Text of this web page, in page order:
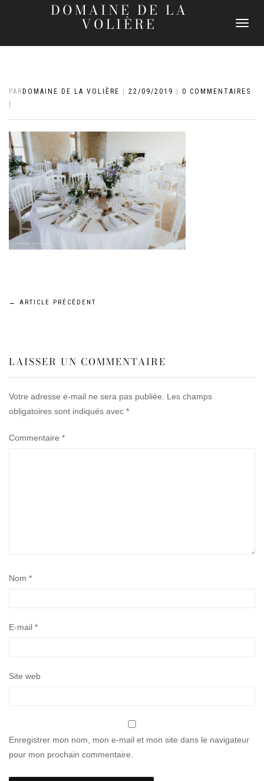
DOMAINE DE LA
VOLIÈRE
DÉPLIER
PAR DOMAINE DE LA VOLIÈRE 22/09/2019
0 COMMENTAIRES
Navigation
l’article
← ARTICLE PRÉCÉDENT
LAISSER UN COMMENTAIRE
Votre adresse e-mail ne sera pas publiée.
Les champs
obligatoires sont indiqués avec *
Commentaire *
Nom *
E-mail *
Site web
Enregistrer mon nom, mon e-mail et mon site dans le navigateur
pour mon prochain commentaire.